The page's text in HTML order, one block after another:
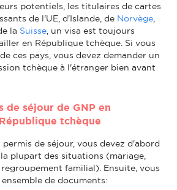
potentiels, les titulaires de cartes
de l'UE, d'Islande, de Norvège
la Suisse , un visa est toujours
en République tchèque. Si vous
ces pays, vous devez demander un
tchèque à l'étranger bien avant
de séjour de GNP en
tchèque
de séjour, vous devez d'abord
plupart des situations (mariage,
familial). Ensuite, vous
de documents: